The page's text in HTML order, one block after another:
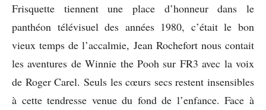
Frisquette tiennent une place d’honneur dans le
panthéon télévisuel des années 1980, c’était le bon
vieux temps de l’accalmie, Jean Rochefort nous contait
les aventures de Winnie the Pooh sur FR3 avec la voix
de Roger Carel. Seuls les cœurs secs restent insensibles
à cette tendresse venue du fond de l’enfance. Face à